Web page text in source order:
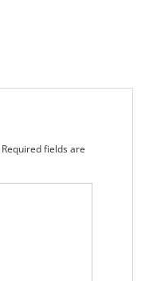
Required fields are